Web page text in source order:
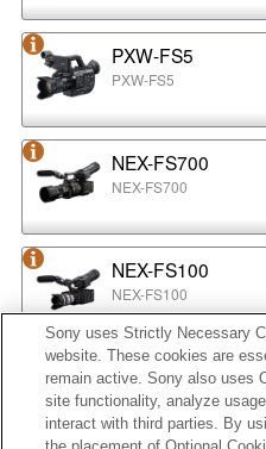
PXW-FS5
PXW-FS5
NEX-FS700
NEX-FS700
NEX-FS100
NEX-FS100
NEX-EA50
NEX-EA50
Sony uses Strictly Necessary
website. These cookies are
remain active. Sony also uses
site functionality, analyze
interact with third parties. By